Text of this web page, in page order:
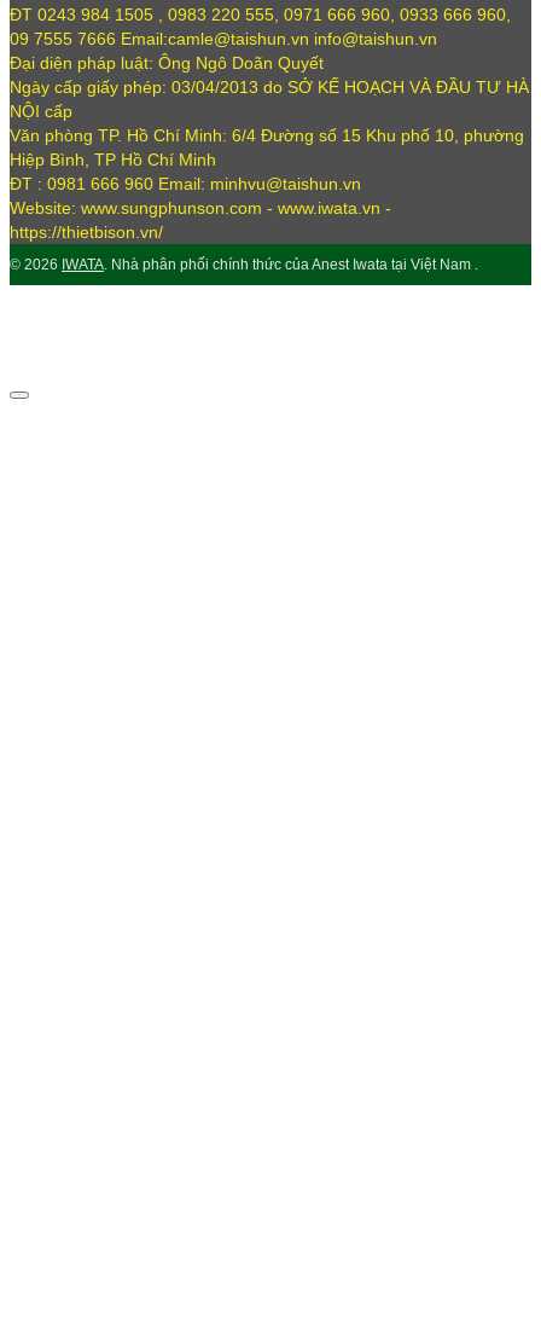
ĐT 0243 984 1505 , 0983 220 555, 0971 666 960, 0933 666 960,
09 7555 7666 Email:camle@taishun.vn info@taishun.vn
Đại diện pháp luật: Ông Ngô Doãn Quyết
Ngày cấp giấy phép: 03/04/2013 do SỞ KẾ HOẠCH VÀ ĐẦU TƯ HÀ
NỘI cấp
Văn phòng TP. Hồ Chí Minh: 6/4 Đường số 15 Khu phố 10, phường
Hiệp Bình, TP Hồ Chí Minh
ĐT : 0981 666 960 Email: minhvu@taishun.vn
Website: www.sungphunson.com - www.iwata.vn -
https://thietbison.vn/
© 2026 IWATA. Nhà phân phối chính thức của Anest Iwata tại Việt Nam .